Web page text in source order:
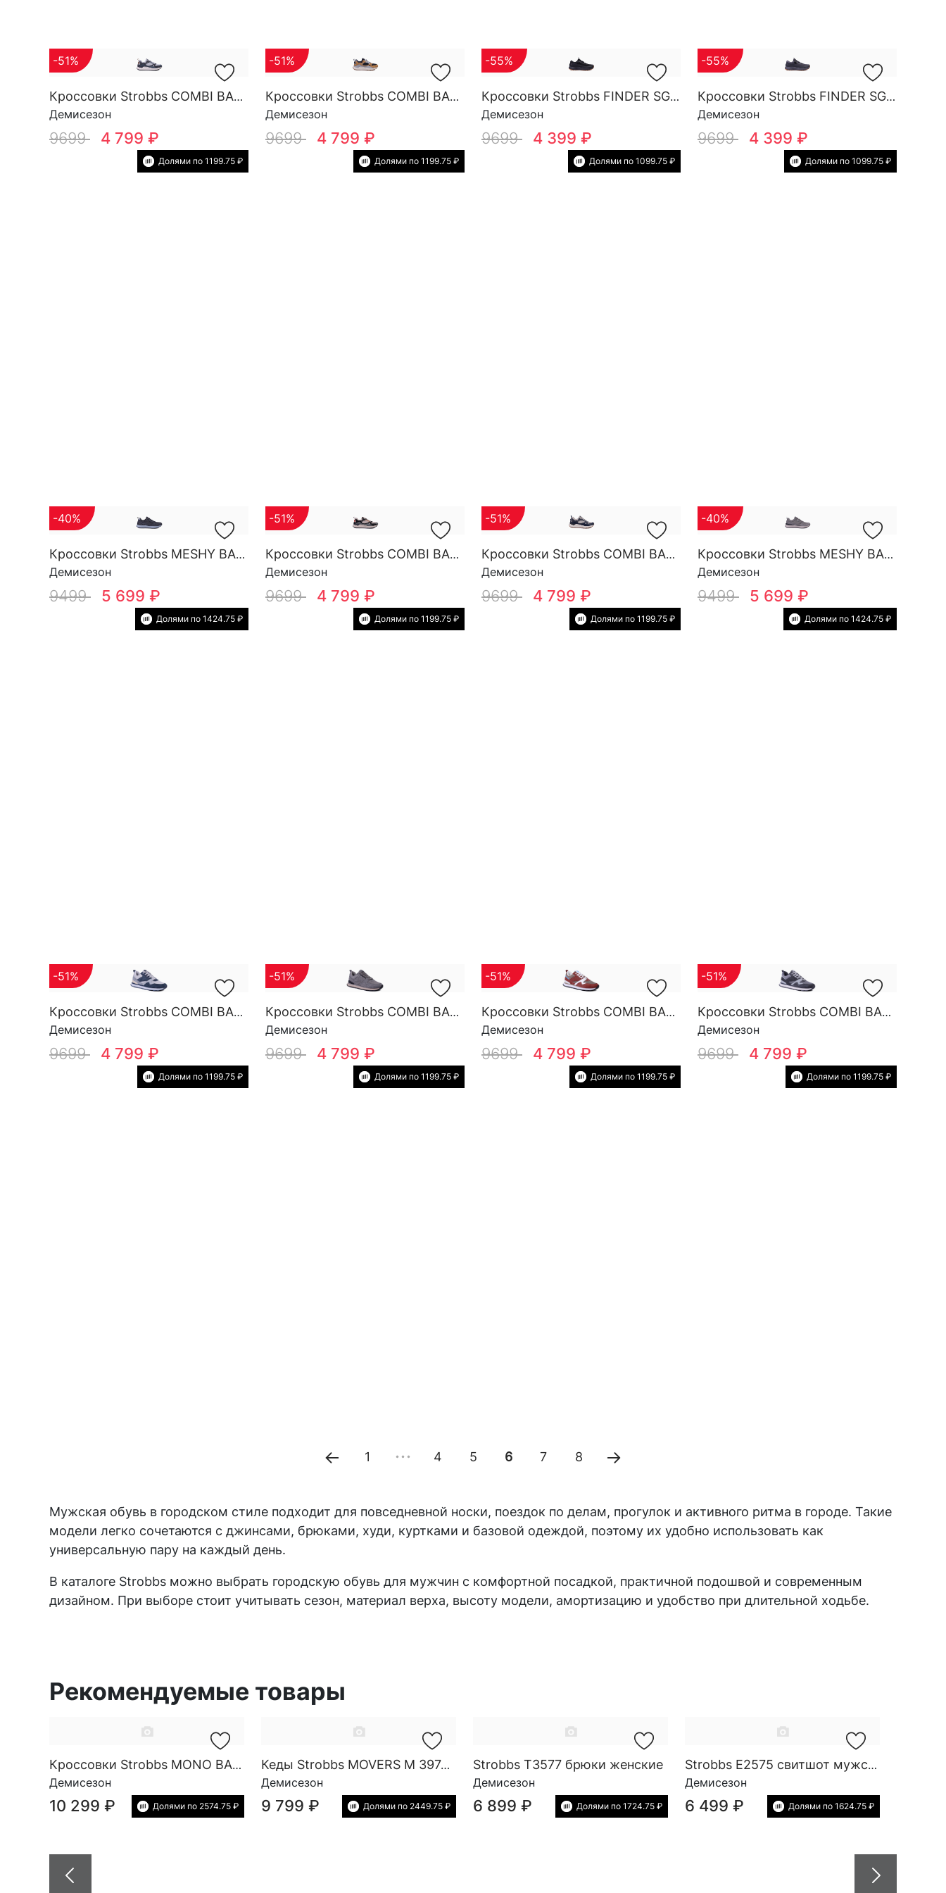
Кроссовки Strobbs COMBI BASE M 3878-4
Демисезон
-51%
9699 4 799 ₽
Долями по 1199.75 ₽
Кроссовки Strobbs COMBI BASE M 3878-2
Демисезон
-51%
9699 4 799 ₽
Долями по 1199.75 ₽
Кроссовки Strobbs FINDER SG M 3871-3
Демисезон
-55%
9699 4 399 ₽
Долями по 1099.75 ₽
Кроссовки Strobbs FINDER SG M 3871-10
Демисезон
-55%
9699 4 399 ₽
Долями по 1099.75 ₽
Кроссовки Strobbs MESHY BASE M 3857-1
Демисезон
-40%
9499 5 699 ₽
Долями по 1424.75 ₽
Кроссовки Strobbs COMBI BASE M 3878-25
Демисезон
-51%
9699 4 799 ₽
Долями по 1199.75 ₽
Кроссовки Strobbs COMBI BASE M 3878-16
Демисезон
-51%
9699 4 799 ₽
Долями по 1199.75 ₽
Кроссовки Strobbs MESHY BASE M 3857-10
Демисезон
-40%
9499 5 699 ₽
Долями по 1424.75 ₽
Кроссовки Strobbs COMBI BASE M 3879-4
Демисезон
-51%
9699 4 799 ₽
Долями по 1199.75 ₽
Кроссовки Strobbs COMBI BASE M 3879-10
Демисезон
-51%
9699 4 799 ₽
Долями по 1199.75 ₽
Кроссовки Strobbs COMBI BASE M 3879-17
Демисезон
-51%
9699 4 799 ₽
Долями по 1199.75 ₽
Кроссовки Strobbs COMBI BASE M 3879-1
Демисезон
-51%
9699 4 799 ₽
Долями по 1199.75 ₽
1 4 5 6 7 8
Мужская обувь в городском стиле подходит для повседневной носки, поездок по делам, прогулок и активного ритма в городе. Такие
модели легко сочетаются с джинсами, брюками, худи, куртками и базовой одеждой, поэтому их удобно использовать как
универсальную пару на каждый день.
В каталоге Strobbs можно выбрать городскую обувь для мужчин с комфортной посадкой, практичной подошвой и современным
дизайном. При выборе стоит учитывать сезон, материал верха, высоту модели, амортизацию и удобство при длительной ходьбе.
Рекомендуемые товары
Кроссовки Strobbs MONO BASE SG M 3938-19
Демисезон
10 299 ₽ Долями по 2574.75 ₽
Кеды Strobbs MOVERS M 3974-1
Демисезон
9 799 ₽ Долями по 2449.75 ₽
Strobbs T3577 брюки женские
Демисезон
6 899 ₽ Долями по 1724.75 ₽
Strobbs E2575 свитшот мужской
Демисезон
6 499 ₽ Долями по 1624.75 ₽